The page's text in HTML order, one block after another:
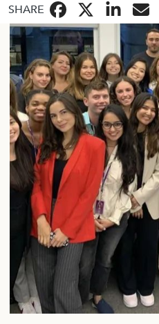
校区
BBA
金融
SHARE